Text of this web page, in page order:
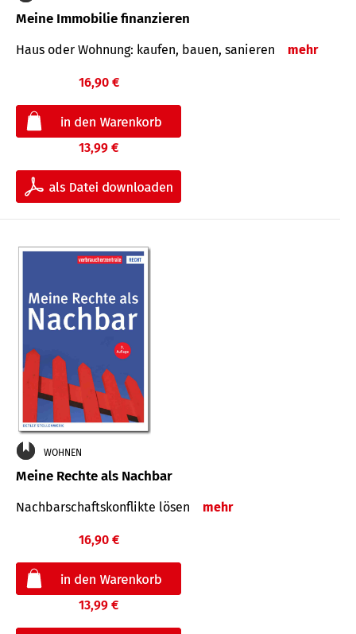
Meine Immobilie finanzieren
Haus oder Wohnung: kaufen, bauen, sanieren mehr
16,90 €
13,99 €
WOHNEN
Meine Rechte als Nachbar
Nach­bar­schafts­konflikte lösen mehr
16,90 €
13,99 €